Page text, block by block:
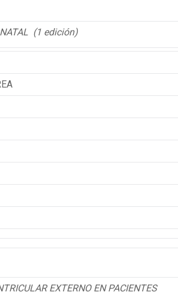
(1 edición)
EXTERNO EN PACIENTES